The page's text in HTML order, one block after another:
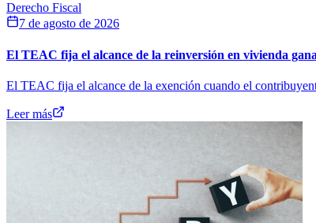
Derecho Fiscal
7 de agosto de 2026
El TEAC fija el alcance de la reinversión en vivienda
El TEAC fija el alcance de la exención cuando el
Leer más